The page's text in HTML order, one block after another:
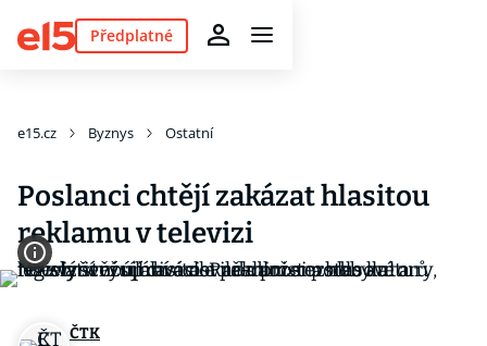
Předplatné
e15.cz Byznys Ostatní
Poslanci chtějí zakázat hlasitou
reklamu v televizi
ČTK